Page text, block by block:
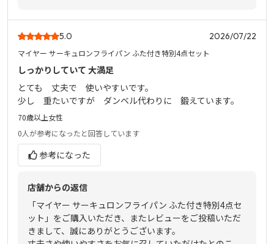
5.0 2026/07/22
マイヤー サーキュロンフライパン ふた付き特別4点セット
しっかりしていて 大満足
とても 丈夫で 使いやすいです。
少し 重たいですが ダンベル代わりに 鍛えています。
70歳以上女性
0人が参考になったと回答しています
参考になった
店舗からの返信
「マイヤー サーキュロンフライパン ふた付き特別4点セ
ット」をご購入いただき、またレビューをご投稿いただ
きまして、誠にありがとうございます。